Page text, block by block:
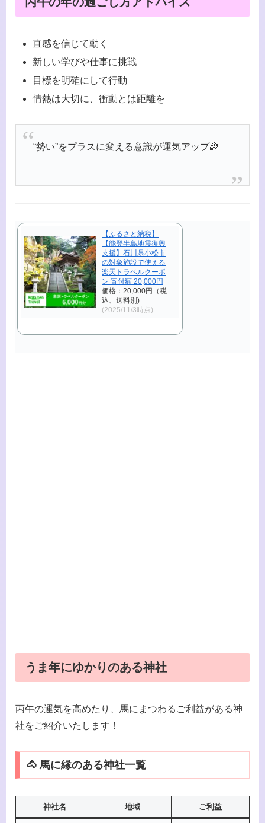
直感を信じて動く
新しい学びや仕事に挑戦
目標を明確にして行動
情熱は大切に、衝動とは距離を
“勢い”をプラスに変える意識が運気アップ🌈
【ふるさと納税】
【能登半島地震復興
支援】石川県小松市
の対象施設で使える
楽天トラベルクーポ
ン 寄付額 20,000円
価格：20,000円（税
込、送料別)
(2025/11/3時点)
うま年にゆかりのある神社
丙午の運気を高めたり、馬にまつわるご利益がある神
社をご紹介いたします！
🐴 馬に縁のある神社一覧
神社名 地域 ご利益